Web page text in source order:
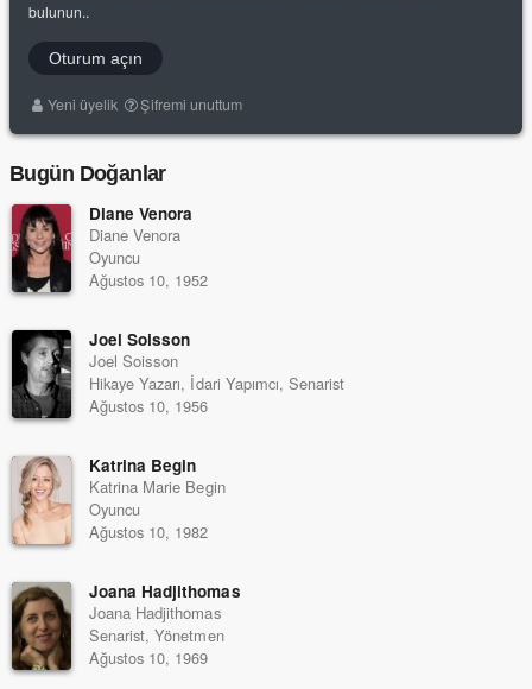
bulunun..
Oturum açın
Yeni üyelik Şifremi unuttum
Bugün Doğanlar
Diane Venora
Diane Venora
Oyuncu
Ağustos 10, 1952
Joel Soisson
Joel Soisson
Hikaye Yazarı, İdari Yapımcı, Senarist
Ağustos 10, 1956
Katrina Begin
Katrina Marie Begin
Oyuncu
Ağustos 10, 1982
Joana Hadjithomas
Joana Hadjithomas
Senarist, Yönetmen
Ağustos 10, 1969